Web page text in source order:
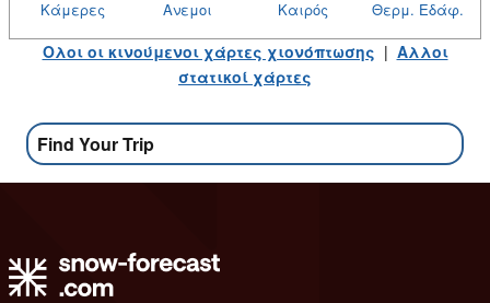
Θερμ. Εδάφ.
Καιρός
Ανεμοι
Κάμερες
Ολοι οι κινούμενοι χάρτες χιονόπτωσης | Αλλοι
στατικοί χάρτες
Find Your Trip